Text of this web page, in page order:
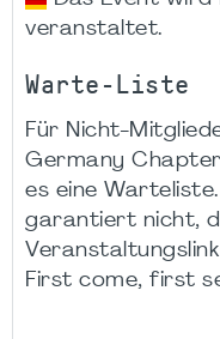
veranstaltet.
Warte-Liste
Für Nicht-
Germany
es eine
garantiert nicht,
First come, first